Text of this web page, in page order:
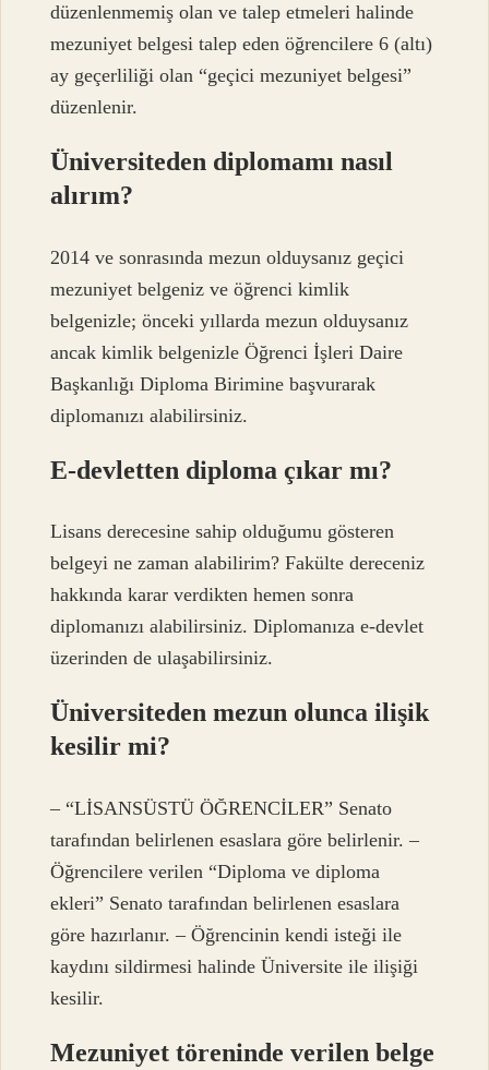
düzenlenmemiş olan ve talep etmeleri halinde
mezuniyet belgesi talep eden öğrencilere 6 (altı)
ay geçerliliği olan “geçici mezuniyet belgesi”
düzenlenir.
Üniversiteden diplomamı nasıl
alırım?
2014 ve sonrasında mezun olduysanız geçici
mezuniyet belgeniz ve öğrenci kimlik
belgenizle; önceki yıllarda mezun olduysanız
ancak kimlik belgenizle Öğrenci İşleri Daire
Başkanlığı Diploma Birimine başvurarak
diplomanızı alabilirsiniz.
E-devletten diploma çıkar mı?
Lisans derecesine sahip olduğumu gösteren
belgeyi ne zaman alabilirim? Fakülte dereceniz
hakkında karar verdikten hemen sonra
diplomanızı alabilirsiniz. Diplomanıza e-devlet
üzerinden de ulaşabilirsiniz.
Üniversiteden mezun olunca ilişik
kesilir mi?
– “LİSANSÜSTÜ ÖĞRENCİLER” Senato
tarafından belirlenen esaslara göre belirlenir. –
Öğrencilere verilen “Diploma ve diploma
ekleri” Senato tarafından belirlenen esaslara
göre hazırlanır. – Öğrencinin kendi isteği ile
kaydını sildirmesi halinde Üniversite ile ilişiği
kesilir.
Mezuniyet töreninde verilen belge